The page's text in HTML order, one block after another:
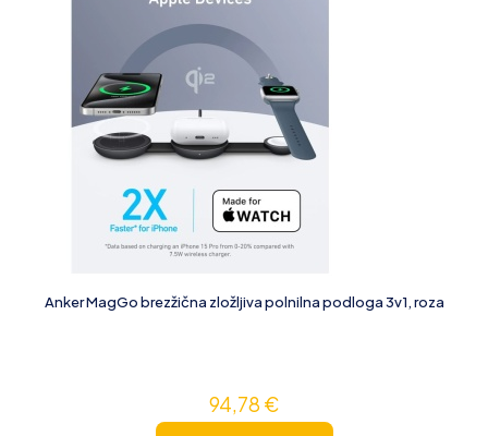
Anker MagGo brezžična zložljiva polnilna podloga 3v1, roza
94,78 €